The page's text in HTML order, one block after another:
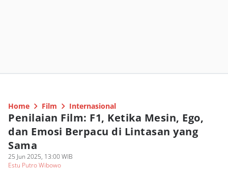
Home Film Internasional
Penilaian Film: F1, Ketika Mesin, Ego,
dan Emosi Berpacu di Lintasan yang
Sama
25 Jun 2025, 13:00 WIB
Estu Putro Wibowo